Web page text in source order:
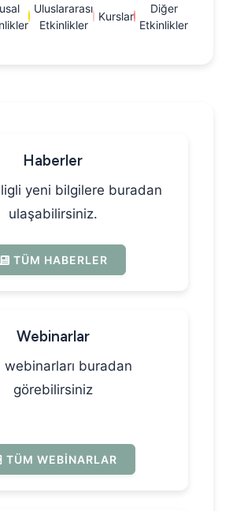
Uluslararası
Etkinlikler
Kurslar
Diğer
Etkinlikler
Haberler
yeni bilgilere buradan
ulaşabilirsiniz.
TÜM HABERLER
Webinarlar
webinarları buradan
görebilirsiniz
TÜM WEBINARLAR